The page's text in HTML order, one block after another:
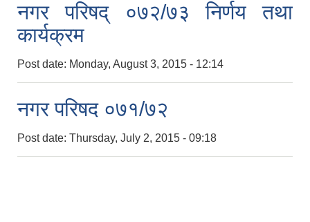
नगर परिषद् ०७२/७३ निर्णय तथा
कार्यक्रम
Post date: Monday, August 3, 2015 - 12:14
नगर परिषद ०७१/७२
Post date: Thursday, July 2, 2015 - 09:18